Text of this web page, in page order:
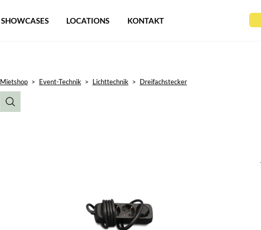
SHOWCASES LOCATIONS KONTAKT
Mietshop > Event-Technik > Lichttechnik > Dreifachstecker